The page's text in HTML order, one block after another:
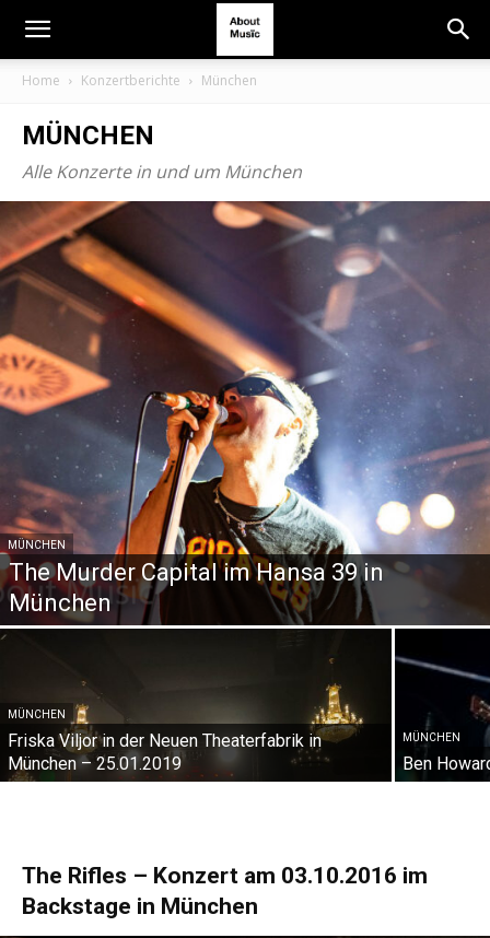
Home Konzertberichte München
MÜNCHEN
Alle Konzerte in und um München
MÜNCHEN
The Murder Capital im Hansa 39 in
München
MÜNCHEN
Friska Viljor in der Neuen Theaterfabrik in
München – 25.01.2019
MÜNCHEN
Ben
The Rifles – Konzert am 03.10.2016 im
Backstage in München